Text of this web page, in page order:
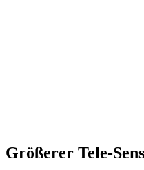
Größerer Tele-